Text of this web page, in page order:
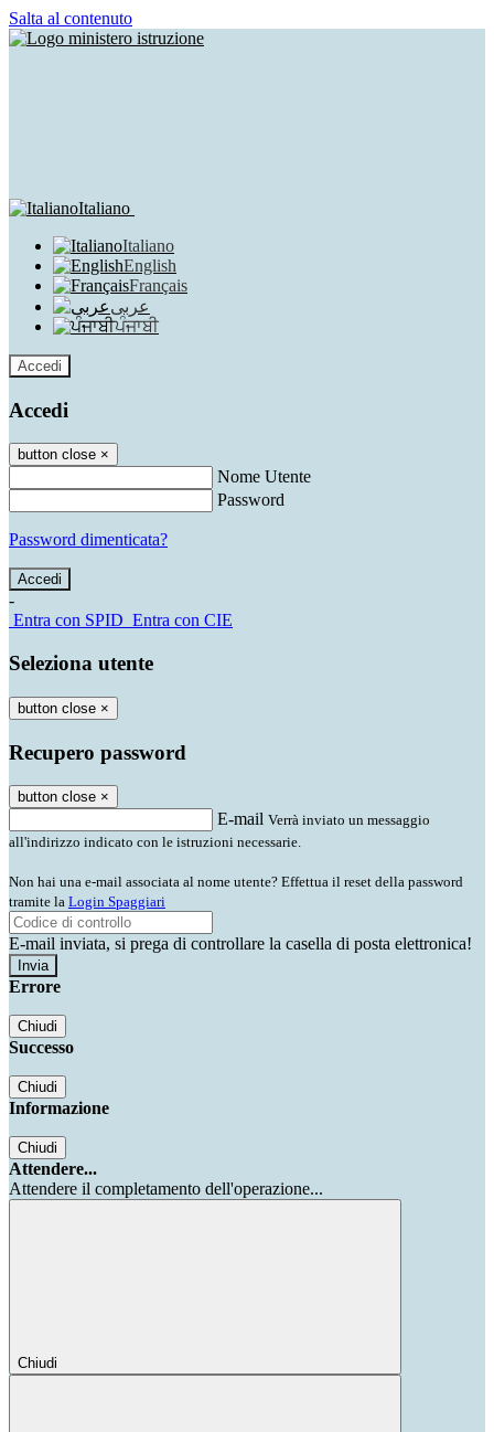
Salta al contenuto
Italiano
Italiano
English
Français
عربى
ਪੰਜਾਬੀ
Accedi
Accedi
button close ×
Nome Utente
Password
Password dimenticata?
-
Entra con SPID Entra con CIE
Seleziona utente
button close ×
Recupero password
button close ×
E-mail Verrà inviato un messaggio
all'indirizzo indicato con le istruzioni necessarie.
Non hai una e-mail associata al nome utente? Effettua il reset della password
tramite la Login Spaggiari
E-mail inviata, si prega di controllare la casella di posta elettronica!
Errore
Chiudi
Successo
Chiudi
Informazione
Chiudi
Attendere...
Attendere il completamento dell'operazione...
Chiudi